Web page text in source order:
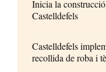
Inicia la
Castelldefels
Castelldefels
recollida de roba i